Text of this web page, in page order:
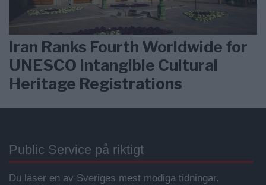
Iran Ranks Fourth Worldwide for
UNESCO Intangible Cultural
Heritage Registrations
Public Service på riktigt
Du läser en av Sveriges mest modiga tidningar.